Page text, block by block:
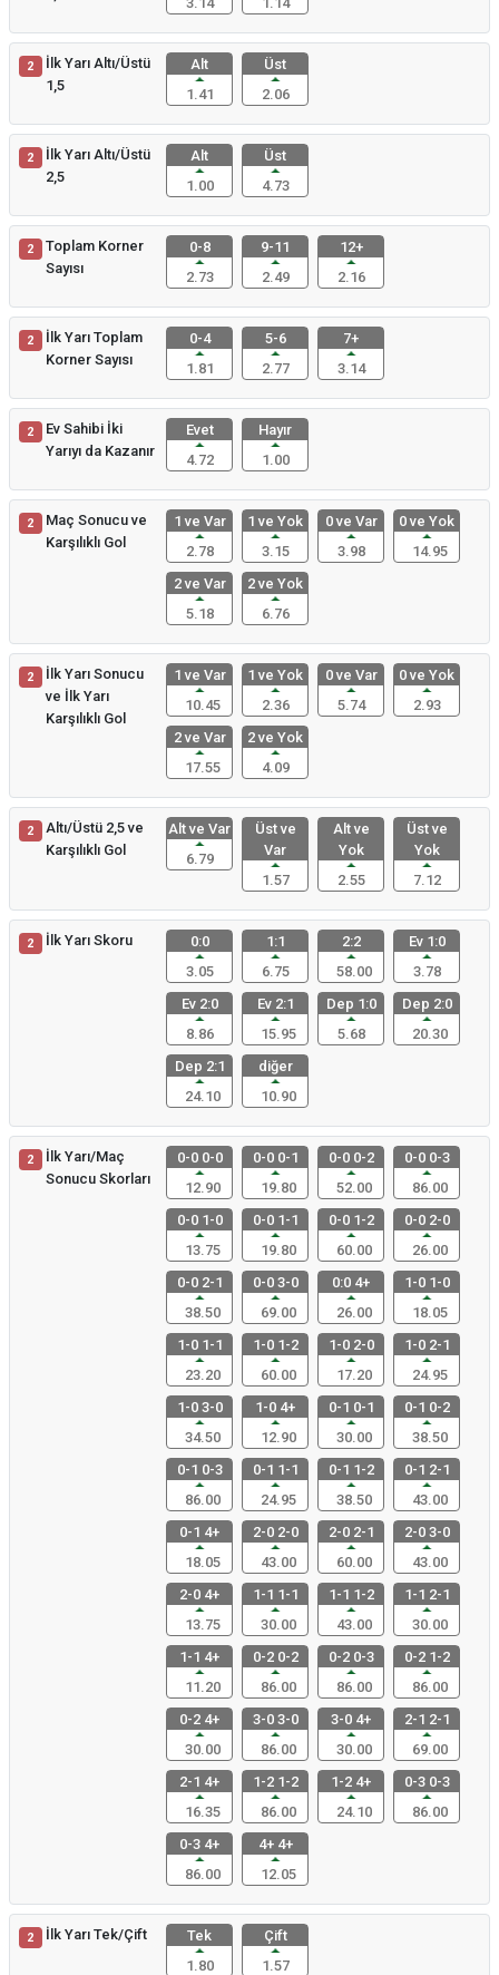
2
İlk Yarı Altı/Üstü
1,5
Alt
1.41
Üst
2.06
2
İlk Yarı Altı/Üstü
2,5
Alt
1.00
Üst
4.73
2
Toplam Korner
Sayısı
0-8
2.73
9-11
2.49
12+
2.16
2
İlk Yarı Toplam
Korner Sayısı
0-4
1.81
5-6
2.77
7+
3.14
2
Ev Sahibi İki
Yarıyı da Kazanır
Evet
4.72
Hayır
1.00
2
Maç Sonucu ve
Karşılıklı Gol
1 ve Var
2.78
1 ve Yok
3.15
0 ve Var
3.98
0 ve Yok
14.95
2 ve Var
5.18
2 ve Yok
6.76
2
İlk Yarı Sonucu
ve İlk Yarı
Karşılıklı Gol
1 ve Var
10.45
1 ve Yok
2.36
0 ve Var
5.74
0 ve Yok
2.93
2 ve Var
17.55
2 ve Yok
4.09
2
Altı/Üstü 2,5 ve
Karşılıklı Gol
Alt ve Var
6.79
Üst ve
Var
1.57
Alt ve
Yok
2.55
Üst ve
Yok
7.12
2 İlk Yarı Skoru
0:0
3.05
1:1
6.75
2:2
58.00
Ev 1:0
3.78
Ev 2:0
8.86
Ev 2:1
15.95
Dep 1:0
5.68
Dep 2:0
20.30
Dep 2:1
24.10
diğer
10.90
2
İlk Yarı/Maç
Sonucu Skorları
0-0 0-0
12.90
0-0 0-1
19.80
0-0 0-2
52.00
0-0 0-3
86.00
0-0 1-0
13.75
0-0 1-1
19.80
0-0 1-2
60.00
0-0 2-0
26.00
0-0 2-1
38.50
0-0 3-0
69.00
0:0 4+
26.00
1-0 1-0
18.05
1-0 1-1
23.20
1-0 1-2
60.00
1-0 2-0
17.20
1-0 2-1
24.95
1-0 3-0
34.50
1-0 4+
12.90
0-1 0-1
30.00
0-1 0-2
38.50
0-1 0-3
86.00
0-1 1-1
24.95
0-1 1-2
38.50
0-1 2-1
43.00
0-1 4+
18.05
2-0 2-0
43.00
2-0 2-1
60.00
2-0 3-0
43.00
2-0 4+
13.75
1-1 1-1
30.00
1-1 1-2
43.00
1-1 2-1
30.00
1-1 4+
11.20
0-2 0-2
86.00
0-2 0-3
86.00
0-2 1-2
86.00
0-2 4+
30.00
3-0 3-0
86.00
3-0 4+
30.00
2-1 2-1
69.00
2-1 4+
16.35
1-2 1-2
86.00
1-2 4+
24.10
0-3 0-3
86.00
0-3 4+
86.00
4+ 4+
12.05
2 İlk Yarı Tek/Çift
Tek
1.80
Çift
1.57